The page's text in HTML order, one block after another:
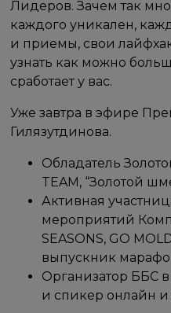
Лидеров. Зачем так
каждого уникален,
и приемы, свои
узнать как можно
сработает у вас.
Уже завтра в эфире
Гилязутдинова.
Обладатель
TEAM, “Золотой
Активная
мероприятий
SEASONS, GO
выпускник
Организатор ББС
и спикер онлайн